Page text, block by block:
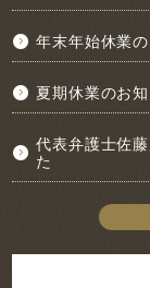
年末年始休業
夏期休業のお
代表弁護士佐
た